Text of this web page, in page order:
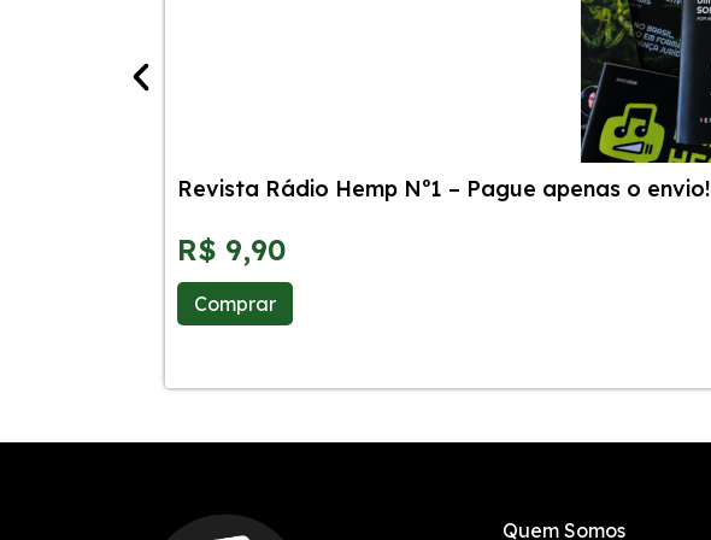
Revista Rádio Hemp Nº1 – Pague apenas o envio!
R$ 9,90
Comprar
Quem Somos